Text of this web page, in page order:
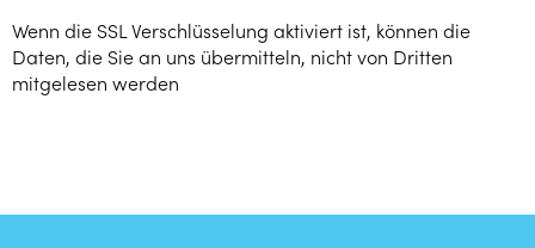
Wenn die SSL Verschlüsselung aktiviert ist, können die
Daten, die Sie an uns übermitteln, nicht von Dritten
mitgelesen werden